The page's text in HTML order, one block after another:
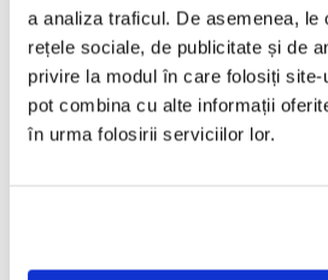
a analiza traficul. De asemenea, le
rețele sociale, de publicitate și de
privire la modul în care folosiți
pot combina cu alte informații
în urma folosirii serviciilor lor.
PRODUSE
ADAUGA IN COS